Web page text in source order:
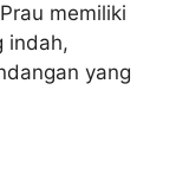
memiliki
indah,
yang